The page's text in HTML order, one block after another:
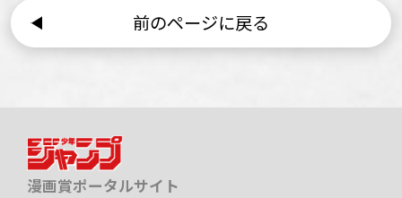
前のページに戻る
漫画賞ポータルサイト